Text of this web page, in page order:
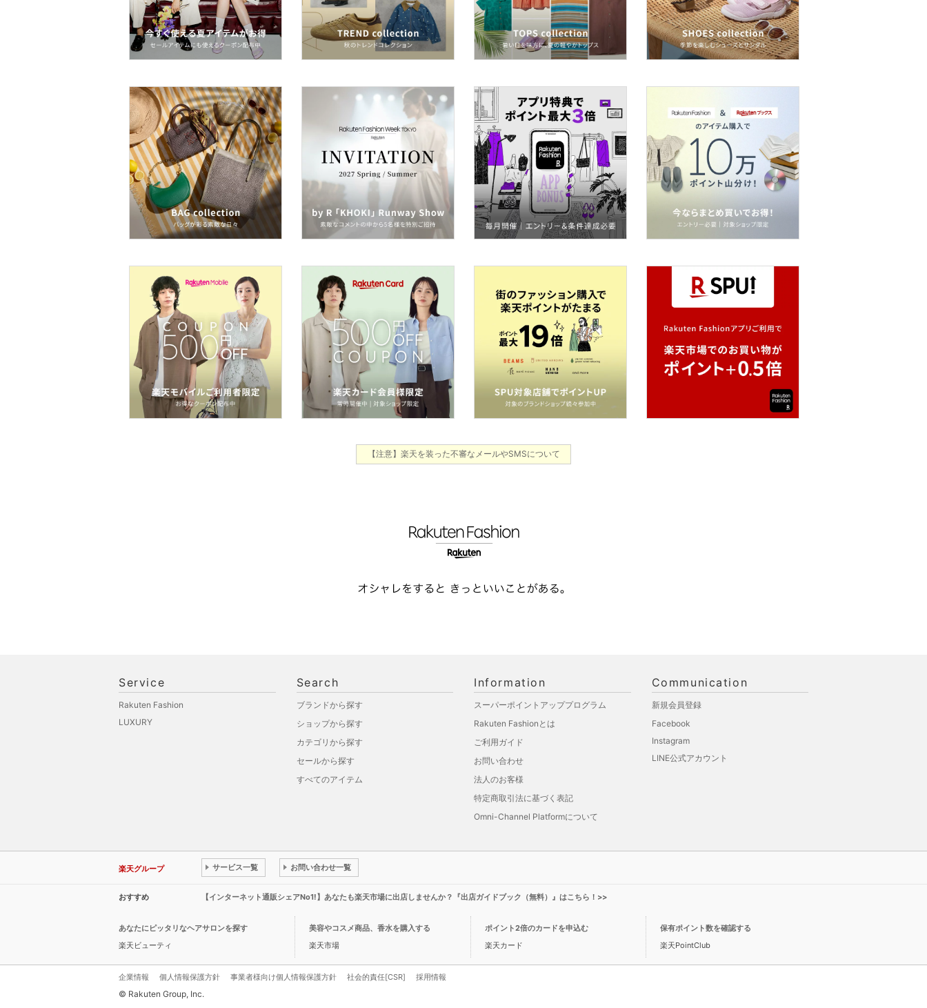
スキンケア
ベースメイク
メイクアップ
ネイル
ボディケア・オーラルケ
ア
ヘアケア
フレグランス
メイク道具・美容器具
コフレ・キット・セット
食器・調理器具・キッチ
ン用品
インテリア・生活雑貨
スマホグッズ・オーディ
オ機器
【注意】楽天を装った不審なメールやSMSについて
Service
Rakuten Fashion
LUXURY
Search
ブランドから探す
ショップから探す
カテゴリから探す
セールから探す
すべてのアイテム
Information
スーパーポイントアッププログラム
Rakuten Fashionとは
ご利用ガイド
お問い合わせ
法人のお客様
特定商取引法に基づく表記
Omni-Channel Platformについて
Communication
新規会員登録
Facebook
Instagram
LINE公式アカウント
楽天グループ サービス一覧 お問い合わせ一覧
おすすめ 【インターネット通販シェアNo1!】あなたも楽天市場に出店しませんか？『出店ガイドブック（無料）』はこちら！>>
あなたにピッタリなヘアサロンを探す
楽天ビューティ
美容やコスメ商品、香水を購入する
楽天市場
ポイント2倍のカードを申込む
楽天カード
保有ポイント数を確認する
楽天PointClub
企業情報 個人情報保護方針 事業者様向け個人情報保護方針 社会的責任[CSR] 採用情報
© Rakuten Group, Inc.